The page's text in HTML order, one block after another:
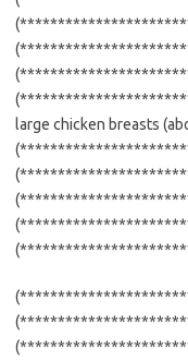
large chicken breasts